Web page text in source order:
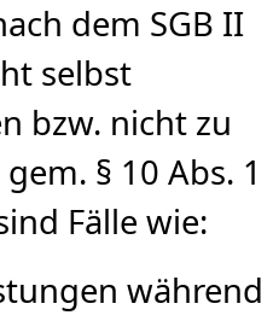
dem SGB II
selbst
bzw. nicht zu
§ 10 Abs. 1
Fälle wie:
während